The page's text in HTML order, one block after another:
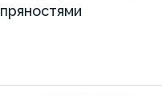
пряностями